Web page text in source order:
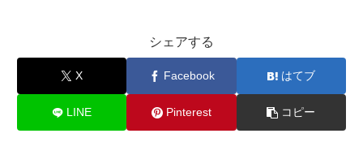
シェアする
X Facebook はてブ
LINE Pinterest コピー